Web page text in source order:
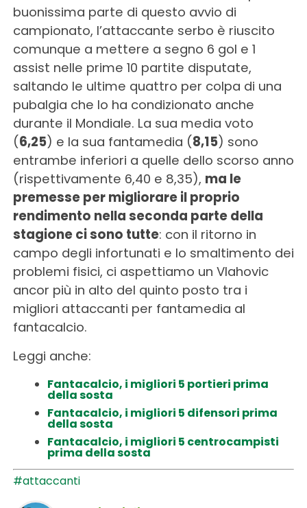
buonissima parte di questo avvio di
campionato, l’attaccante serbo è riuscito
comunque a mettere a segno 6 gol e 1
assist nelle prime 10 partite disputate,
saltando le ultime quattro per colpa di una
pubalgia che lo ha condizionato anche
durante il Mondiale. La sua media voto
(6,25) e la sua fantamedia (8,15) sono
entrambe inferiori a quelle dello scorso anno
(rispettivamente 6,40 e 8,35), ma le
premesse per migliorare il proprio
rendimento nella seconda parte della
stagione ci sono tutte: con il ritorno in
campo degli infortunati e lo smaltimento dei
problemi fisici, ci aspettiamo un Vlahovic
ancor più in alto del quinto posto tra i
migliori attaccanti per fantamedia al
fantacalcio.
Leggi anche:
Fantacalcio, i migliori 5 portieri prima
della sosta
Fantacalcio, i migliori 5 difensori prima
della sosta
Fantacalcio, i migliori 5 centrocampisti
prima della sosta
#attaccanti